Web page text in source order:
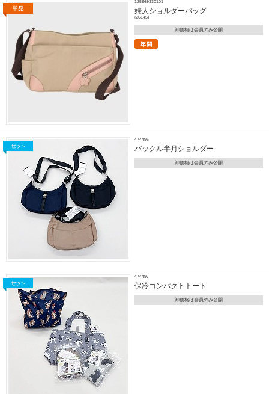
125969330101
婦人ショルダーバッグ
(26145)
卸価格は会員のみ公開
474496
バックル半月ショルダー
卸価格は会員のみ公開
474497
保冷コンパクトトート
卸価格は会員のみ公開